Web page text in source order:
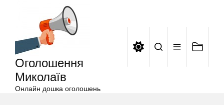
Оголошення
Миколаїв
Онлайн дошка оголошень